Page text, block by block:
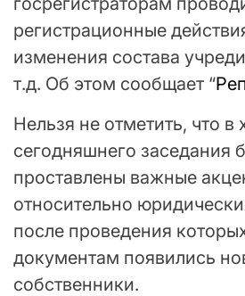
регистрационные
изменения состава
т.д. Об этом сообщает “
Нельзя не отметить, что в
сегодняшнего заседания
проставлены важные
относительно
после проведения
документам появились
собственники.